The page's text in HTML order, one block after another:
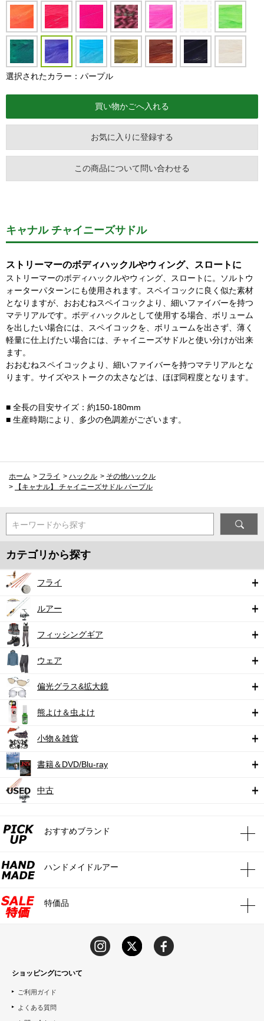
選択されたカラー：パープル
お気に入りに登録する
この商品について問い合わせる
キャナル チャイニーズサドル
ストリーマーのボディハックルやウィング、スロートに
ストリーマーのボディハックルやウィング、スロートに。ソルトウ
ォーターパターンにも使用されます。スペイコックに良く似た素材
となりますが、おおむねスペイコックより、細いファイバーを持つ
マテリアルです。ボディハックルとして使用する場合、ボリューム
を出したい場合には、スペイコックを、ボリュームを出さず、薄く
軽量に仕上げたい場合には、チャイニーズサドルと使い分けが出来
ます。
おおむねスペイコックより、細いファイバーを持つマテリアルとな
ります。サイズやストークの太さなどは、ほぼ同程度となります。
■ 全長の目安サイズ：約150-180mm
■ 生産時期により、多少の色調差がございます。
ホーム > フライ > ハックル > その他ハックル
>
【キャナル】 チャイニーズサドル パープル
キーワードから探す
カテゴリから探す
フライ
ルアー
フィッシングギア
ウェア
偏光グラス&拡大鏡
熊よけ＆虫よけ
小物＆雑貨
書籍＆DVD/Blu-ray
中古
おすすめブランド
ハンドメイドルアー
特価品
ショッピングについて
ご利用ガイド
よくある質問